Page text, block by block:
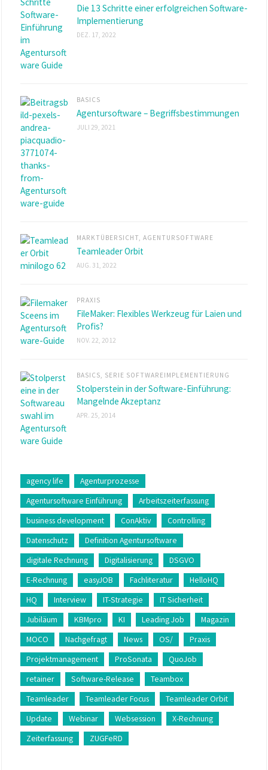
Die 13 Schritte einer erfolgreichen Software-
Implementierung
DEZ. 17, 2022
BASICS
Agentursoftware – Begriffsbestimmungen
JULI 29, 2021
MARKTÜBERSICHT, AGENTURSOFTWARE
Teamleader Orbit
AUG. 31, 2022
PRAXIS
FileMaker: Flexibles Werkzeug für Laien und
Profis?
NOV. 22, 2012
BASICS, SERIE SOFTWAREIMPLEMENTIERUNG
Stolperstein in der Software-Einführung:
Mangelnde Akzeptanz
APR. 25, 2014
agency life
Agenturprozesse
Agentursoftware Einführung
Arbeitszeiterfassung
business development
ConAktiv
Controlling
Datenschutz
Definition Agentursoftware
digitale Rechnung
Digitalisierung
DSGVO
E-Rechnung
easyJOB Fachliteratur
HelloHQ
HQ
Interview IT-Strategie
IT Sicherheit
Jubiläum
KBMpro KI Leading Job
Magazin
MOCO
Nachgefragt News OS/
Praxis
Projektmanagement
ProSonata
QuoJob
retainer
Software-Release
Teambox
Teamleader
Teamleader Focus
Teamleader Orbit
Update
Webinar Websession
X-Rechnung
Zeiterfassung
ZUGFeRD